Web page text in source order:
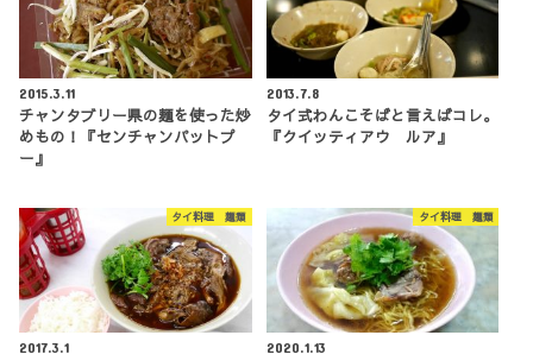
2015.3.11
チャンタブリー県の麺を使った炒
めもの！『センチャンパットプ
ー』
2013.7.8
タイ式わんこそばと言えばコレ。
『クイッティアウ ルア』
タイ料理 麺類
2017.3.1
タイ料理 麺類
2020.1.13